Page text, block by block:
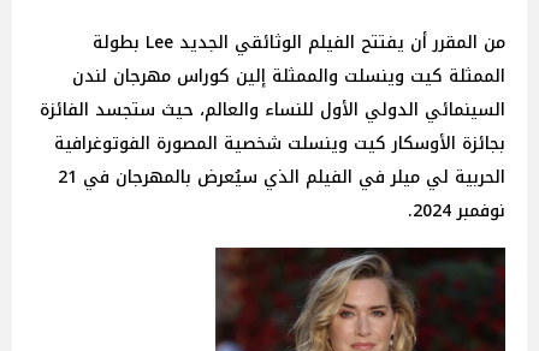
من المقرر أن يفتتح الفيلم الوثائقي الجديد Lee بطولة
الممثلة كيت وينسلت والممثلة إلين كوراس مهرجان لندن
السينمائي الدولي الأول للنساء والعالم، حيث ستجسد الفائزة
بجائزة الأوسكار كيت وينسلت شخصية المصورة الفوتوغرافية
الحربية لي ميلر في الفيلم الذي سيُعرض بالمهرجان في 21
نوفمبر 2024.